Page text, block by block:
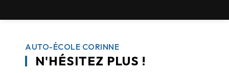
AUTO-ÉCOLE CORINNE
N'HÉSITEZ PLUS !